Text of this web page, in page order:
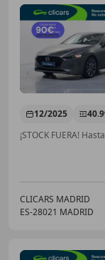
12/2025
¡STOCK FUERA!
CLICARS MADRID
ES-28021 MADRID